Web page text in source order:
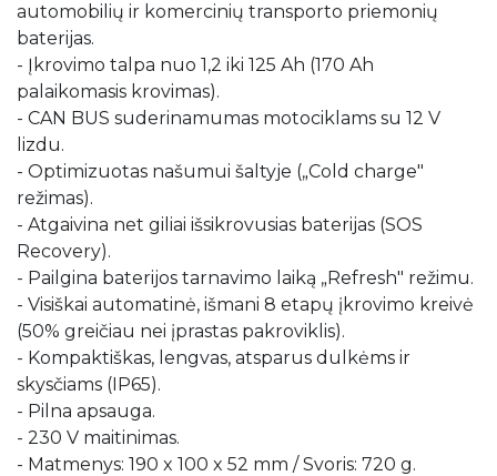
automobilių ir komercinių transporto priemonių
baterijas.
- Įkrovimo talpa nuo 1,2 iki 125 Ah (170 Ah
palaikomasis krovimas).
- CAN BUS suderinamumas motociklams su 12 V
lizdu.
- Optimizuotas našumui šaltyje („Cold charge"
režimas).
- Atgaivina net giliai išsikrovusias baterijas (SOS
Recovery).
- Pailgina baterijos tarnavimo laiką „Refresh" režimu.
- Visiškai automatinė, išmani 8 etapų įkrovimo kreivė
(50% greičiau nei įprastas pakroviklis).
- Kompaktiškas, lengvas, atsparus dulkėms ir
skysčiams (IP65).
- Pilna apsauga.
- 230 V maitinimas.
- Matmenys: 190 x 100 x 52 mm / Svoris: 720 g.